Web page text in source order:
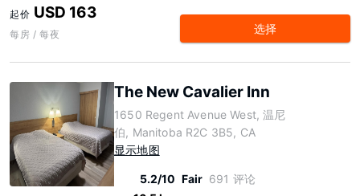
起价 USD 163
每房 / 每夜 选择
The New Cavalier Inn
1650 Regent Avenue West, 温尼
伯, Manitoba R2C 3B5, CA
显示地图
5.2/10 Fair 691 评论